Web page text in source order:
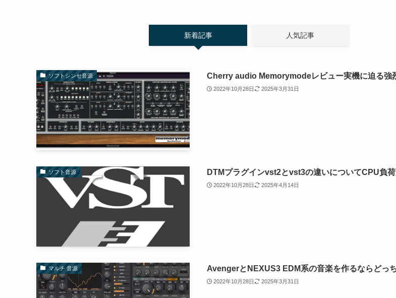
新着記事 人気記事
ソフトシンセ音源 Cherry audio Memorymodeレビュー実機に迫る強
2022年10月28日 2025年3月31日
ソフト音源 DTMプラグインvst2とvst3の違いについてCPU負
2022年10月28日 2025年4月14日
マルチ 音源 AvengerとNEXUS3 EDM系の音楽を作るならどっ
2022年10月28日 2025年3月31日